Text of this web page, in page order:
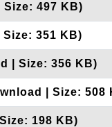
497 KB)
351 KB)
| Size: 356 KB)
| Size: 508
198 KB)